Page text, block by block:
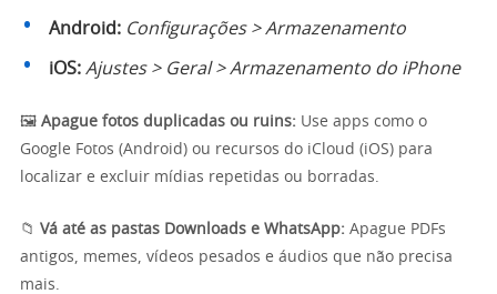
Android: Configurações > Armazenamento
iOS: Ajustes > Geral > Armazenamento do iPhone
🖼️ Apague fotos duplicadas ou ruins: Use apps como o
Google Fotos (Android) ou recursos do iCloud (iOS) para
localizar e excluir mídias repetidas ou borradas.
📁 Vá até as pastas Downloads e WhatsApp: Apague PDFs
antigos, memes, vídeos pesados e áudios que não precisa
mais.